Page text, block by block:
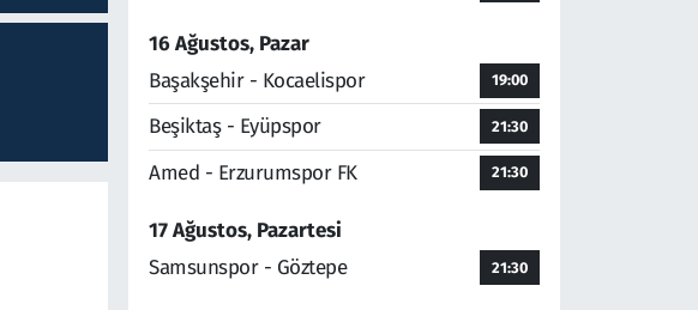
16 Ağustos, Pazar
Başakşehir - Kocaelispor
19:00
Beşiktaş - Eyüpspor 21:30
Amed - Erzurumspor FK 21:30
17 Ağustos, Pazartesi
Samsunspor - Göztepe
21:30